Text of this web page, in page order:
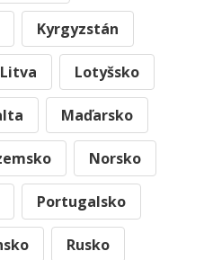
Kyrgyzstán
Litva Lotyšsko
Maďarsko
Norsko
Portugalsko
Rusko